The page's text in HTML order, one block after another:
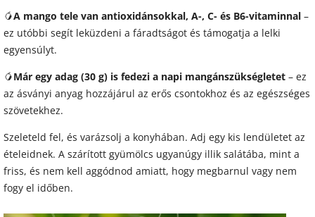
🥭A mango tele van antioxidánsokkal, A-, C- és B6-vitaminnal –
ez utóbbi segít leküzdeni a fáradtságot és támogatja a lelki
egyensúlyt.
🥭Már egy adag (30 g) is fedezi a napi mangánszükségletet – ez
az ásványi anyag hozzájárul az erős csontokhoz és az egészséges
szövetekhez.
Szeleteld fel, és varázsolj a konyhában. Adj egy kis lendületet az
ételeidnek. A szárított gyümölcs ugyanúgy illik salátába, mint a
friss, és nem kell aggódnod amiatt, hogy megbarnul vagy nem
fogy el időben.